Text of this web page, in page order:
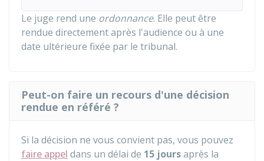
Le juge rend une ordonnance. Elle peut être
rendue directement après l'audience ou à une
date ultérieure fixée par le tribunal.
Peut-on faire un recours d'une décision
rendue en référé ?
Si la décision ne vous convient pas, vous pouvez
faire appel dans un délai de 15 joursaprès la